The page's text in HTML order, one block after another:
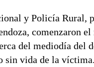
y Policía Rural,
comenzaron
del mediodía del
sin vida de la víctima.